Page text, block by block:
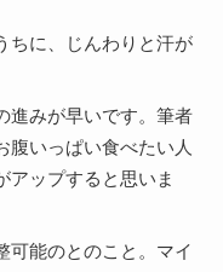
ちに、じんわりと汗が
進みが早いです。筆者
腹いっぱい食べたい人
アップすると思いま
可能のとのこと。マイ